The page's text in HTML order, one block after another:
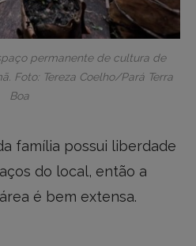
permanente de cultura de
Foto: Tereza Coelho/Pará Terra
Boa
família possui liberdade
do local, então a
é bem extensa.